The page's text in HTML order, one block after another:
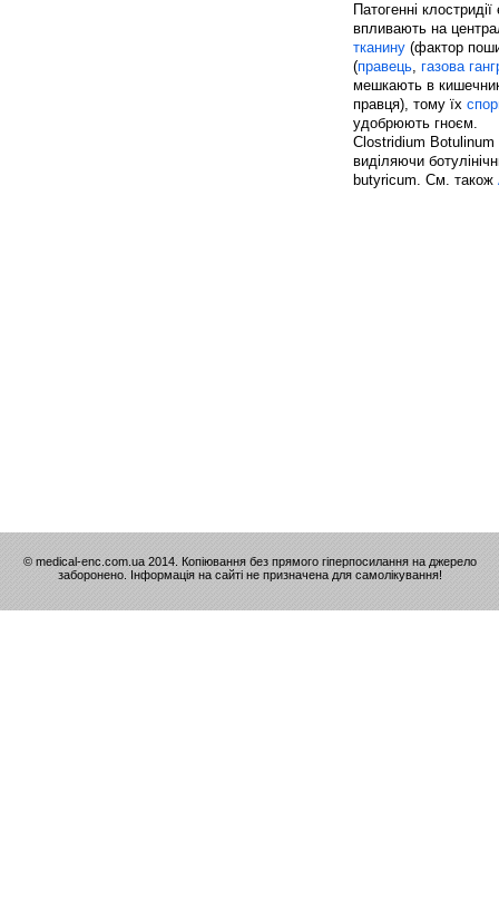
Патогенні
впливають на
тканину (фактор
(правець, газова
мешкають в
правця), тому їх
удобрюють гноєм.
Clostridium Botulinum
виділяючи
butyricum. См. також
© medical-enc.com.ua 2014. Копіювання без прямого гіперпосилання на джерело
заборонено. Інформація на сайті не призначена для самолікування!